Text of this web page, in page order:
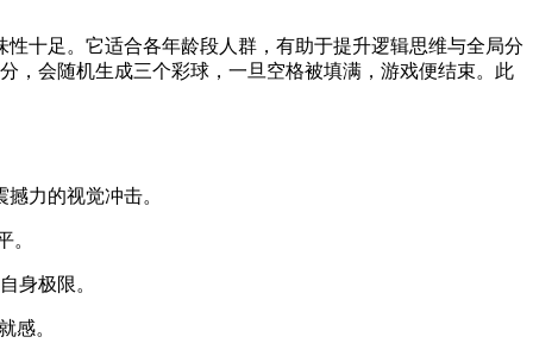
十足。它适合各年龄段人群，有助于提升逻辑思维与全局分
，会随机生成三个彩球，一旦空格被填满，游戏便结束。此
力的视觉冲击。
。
身极限。
感。